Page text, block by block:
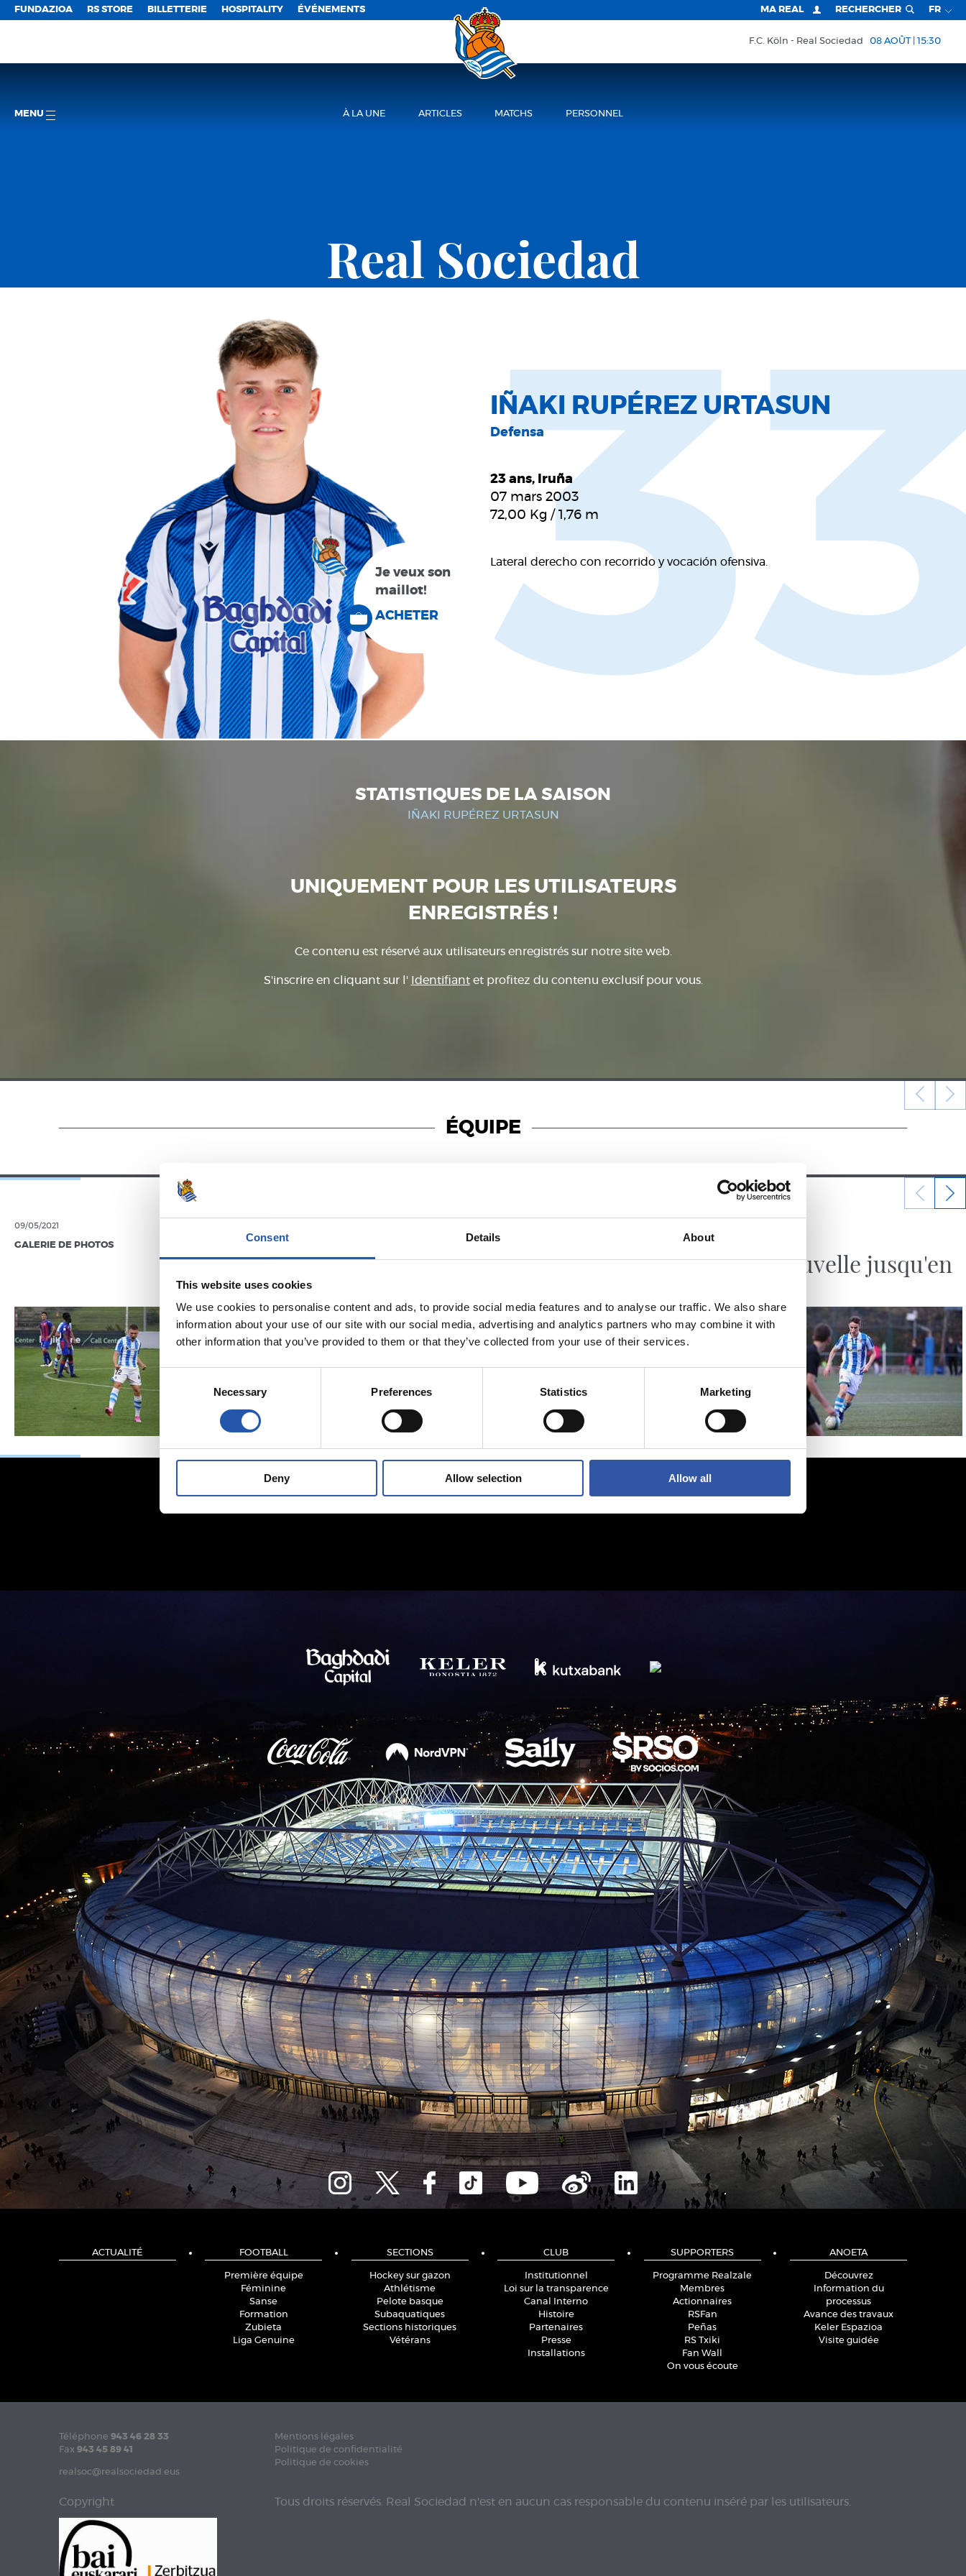
Consent Details About
This website uses cookies
We use cookies to personalise content and ads, to provide social media features and to analyse our traffic. We also share
information about your use of our site with our social media, advertising and analytics partners who may combine it with
other information that you’ve provided to them or that they’ve collected from your use of their services.
Selection
Necessary Preferences Statistics Marketing
Deny Allow selection Allow all
FUNDAZIOA RS STORE BILLETTERIE HOSPITALITY ÉVÉNEMENTS MA REAL RECHERCHER FR
F.C. Köln Real Sociedad 08 AOÛT | 15:30
MENU À LA UNE ARTICLES MATCHS PERSONNEL
Real Sociedad
Je veux son
maillot!
ACHETER
IÑAKI RUPÉREZ URTASUN
Defensa
23 ans, Iruña
07 mars 2003
72,00 Kg / 1,76 m
Lateral derecho con recorrido y vocación ofensiva.
STATISTIQUES DE LA SAISON
IÑAKI RUPÉREZ URTASUN
UNIQUEMENT POUR LES UTILISATEURS
ENREGISTRÉS !
Ce contenu est réservé aux utilisateurs enregistrés sur notre site web.
S'inscrire en cliquant sur l' Identifiantet profitez du contenu exclusif pour vous.
ÉQUIPE
09/05/2021
GALERIE DE PHOTOS
Il renouvelle jusqu'en
ACTUALITÉ FOOTBALL
Première équipe
Féminine
Sanse
Formation
Zubieta
Liga Genuine
SECTIONS
Hockey sur gazon
Athlétisme
Pelote basque
Subaquatiques
Sections historiques
Vétérans
CLUB
Institutionnel
Loi sur la transparence
Canal Interno
Histoire
Partenaires
Presse
Installations
SUPPORTERS
Programme Realzale
Membres
Actionnaires
RSFan
Peñas
RS Txiki
Fan Wall
On vous écoute
ANOETA
Découvrez
Information du
processus
Avance des travaux
Keler Espazioa
Visite guidée
Téléphone 943 46 28 33
Fax 943 45 89 41
realsoc@realsociedad.eus
Mentions légales
Politique de confidentialité
Politique de cookies
Copyright Tous droits réservés. Real Sociedad n'est en aucun cas responsable du contenu inséré par les utilisateurs.